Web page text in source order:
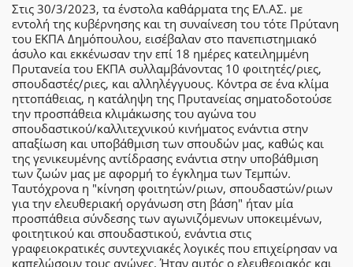
Στις 30/3/2023, τα ένστολα καθάρματα της ΕΛ.ΑΣ. με
εντολή της κυβέρνησης και τη συναίνεση του τότε Πρύτανη
του ΕΚΠΑ Δημόπουλου, εισέβαλαν στο πανεπιστημιακό
άσυλο και εκκένωσαν την επί 18 ημέρες κατειλημμένη
Πρυτανεία του ΕΚΠΑ συλλαμβάνοντας 10 φοιτητές/ριες,
σπουδαστές/ριες, και αλληλέγγυους. Κόντρα σε ένα κλίμα
ηττοπάθειας, η κατάληψη της Πρυτανείας σηματοδοτούσε
την προσπάθεια κλιμάκωσης του αγώνα του
σπουδαστικού/καλλιτεχνικού κινήματος ενάντια στην
απαξίωση και υποβάθμιση των σπουδών μας, καθώς και
της γενικευμένης αντίδρασης ενάντια στην υποβάθμιση
των ζωών μας με αφορμή το έγκλημα των Τεμπών.
Ταυτόχρονα η "κίνηση φοιτητών/ριων, σπουδαστών/ριων
για την ελευθεριακή οργάνωση στη βάση" ήταν μία
προσπάθεια σύνδεσης των αγωνιζόμενων υποκειμένων,
φοιτητικού και σπουδαστικού, ενάντια στις
γραφειοκρατικές συντεχνιακές λογικές που επιχείρησαν να
καπελώσουν τους αγώνες. Ήταν αυτός ο ελευθεριακός και